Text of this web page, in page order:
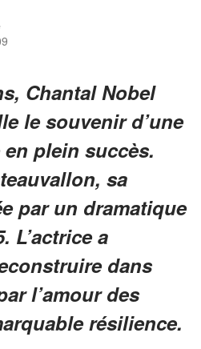
Chantal Nobel
le souvenir d’une
plein succès.
sa
par un dramatique
L’actrice a
dans
l’amour des
résilience.